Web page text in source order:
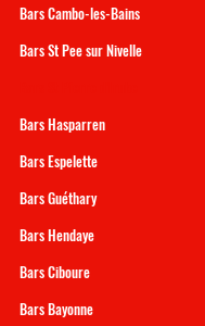
Bars Cambo-les-Bains
Bars St Pee sur Nivelle
Bars Hasparren
Bars Espelette
Bars Guéthary
Bars Hendaye
Bars Ciboure
Bars Bayonne